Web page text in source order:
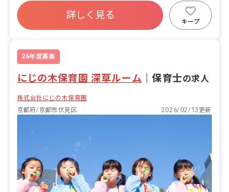
詳しく見る
キープ
26年度募集
にじの木保育園 深草ルーム 保育士の求人
株式会社にじの木保育園
京都府/京都市伏見区
2026/02/13更新